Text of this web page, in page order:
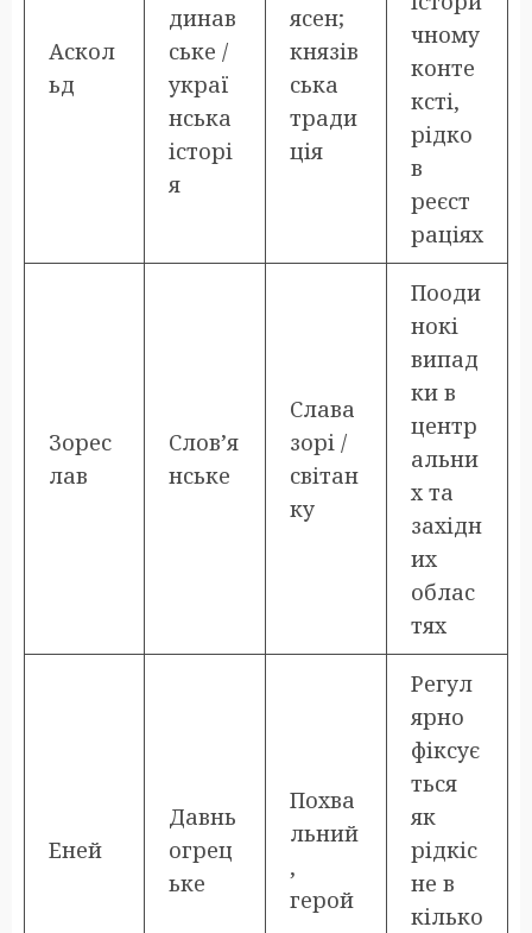
Аскол
ьд
динав
ське /
украї
нська
історі
я
ясен;
князів
ська
тради
ція
чному
конте
ксті,
рідко
в
реєст
раціях
Зорес
лав
Слов’я
нське
Слава
зорі /
світан
ку
Пооди
нокі
випад
ки в
центр
альни
х та
західн
их
облас
тях
Еней
Давнь
огрец
ьке
Похва
льний
,
герой
Регул
ярно
фіксує
ться
як
рідкіс
не в
кілько